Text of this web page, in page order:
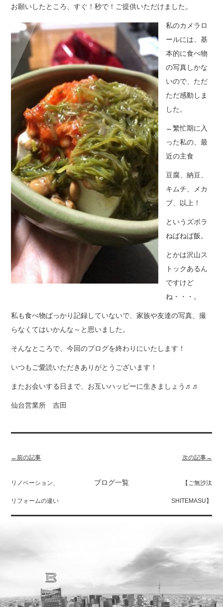
お願いしたところ、すぐ！秒で！ご提供いただけました。
私のカメラロ
ールには、基
本的に食べ物
の写真しかな
いので、ただ
ただ感動しま
した。
←繁忙期に入
った私の、最
近の主食
豆腐、納豆、
キムチ、メカ
ブ、以上！
というズボラ
ねばねば飯。
とかは沢山ス
トックあるん
ですけど
ね・・・。
私も食べ物ばっかり記録していないで、家族や友達の写真、撮
らなくてはいかんな～と思いました。
そんなところで、今回のブログを終わりにいたします！
いつもご愛読いただきありがとうございます！
またお会いする日まで、お互いハッピーに生きましょう♬♬
仙台営業所 吉田
←前の記事
リノベーション、
リフォームの違い
ブログ一覧
次の記事→
【ご無沙汰
SHITEMASU】